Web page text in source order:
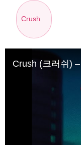
Crush
Crush (크러쉬) –